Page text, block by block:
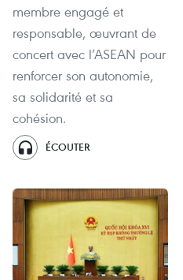
membre engagé et
responsable, œuvrant de
concert avec l’ASEAN pour
renforcer son autonomie,
sa solidarité et sa
cohésion.
ÉCOUTER